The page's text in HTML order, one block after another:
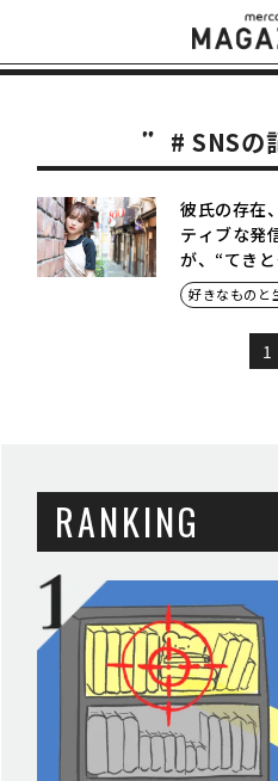
# SNSの
彼氏の存在
ティブな発
が、“てき
好きなものと
1
RANKING